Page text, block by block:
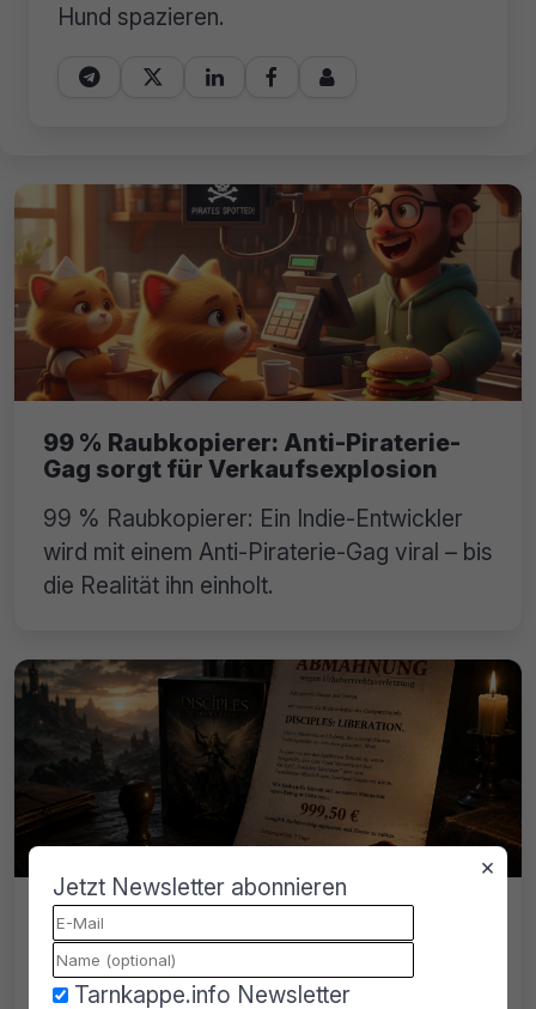
Hund spazieren.
    
99 % Raubkopierer: Anti-Piraterie-
Gag sorgt für Verkaufsexplosion
99 % Raubkopierer: Ein Indie-Entwickler
wird mit einem Anti-Piraterie-Gag viral – bis
die Realität ihn einholt.
Filesharing-Abmahnung: Nimrod
fordert 850 Euro für angeblich
geteilte Computerspiele
×
Jetzt Newsletter abonnieren
Tarnkappe.info Newsletter